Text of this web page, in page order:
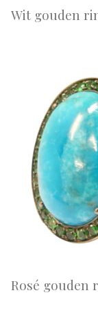
Wit gouden
Rosé gouden